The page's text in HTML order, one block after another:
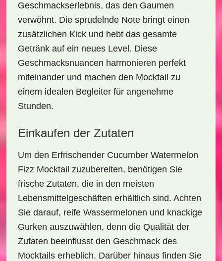
Geschmackserlebnis, das den Gaumen
verwöhnt. Die sprudelnde Note bringt einen
zusätzlichen Kick und hebt das gesamte
Getränk auf ein neues Level. Diese
Geschmacksnuancen harmonieren perfekt
miteinander und machen den Mocktail zu
einem idealen Begleiter für angenehme
Stunden.
Einkaufen der Zutaten
Um den Erfrischender Cucumber Watermelon
Fizz Mocktail zuzubereiten, benötigen Sie
frische Zutaten, die in den meisten
Lebensmittelgeschäften erhältlich sind. Achten
Sie darauf, reife Wassermelonen und knackige
Gurken auszuwählen, denn die Qualität der
Zutaten beeinflusst den Geschmack des
Mocktails erheblich. Darüber hinaus finden Sie